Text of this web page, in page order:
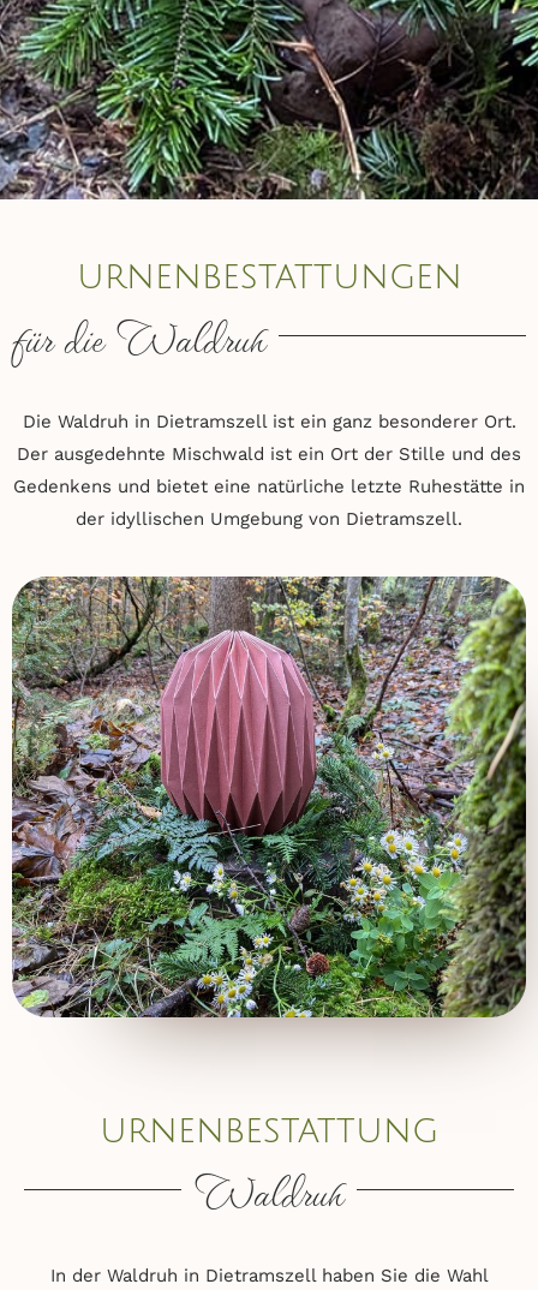
urnenbestattungen
für die Waldruh
Die Waldruh in Dietramszell ist ein ganz besonderer Ort.
Der ausgedehnte Mischwald ist ein Ort der Stille und des
Gedenkens und bietet eine natürliche letzte Ruhestätte in
der idyllischen Umgebung von Dietramszell.
urnenbestattung
Waldruh
In der Waldruh in Dietramszell haben Sie die Wahl